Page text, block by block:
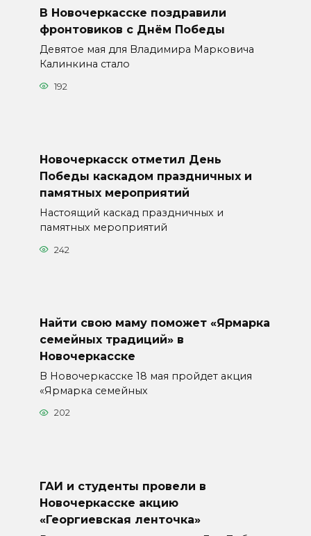
В Новочеркасске поздравили
фронтовиков с Днём Победы
Девятое мая для Владимира Марковича
Калинкина стало
192
Новочеркасск отметил День
Победы каскадом праздничных и
памятных мероприятий
Настоящий каскад праздничных и
памятных мероприятий
242
Найти свою маму поможет «Ярмарка
семейных традиций» в
Новочеркасске
В Новочеркасске 18 мая пройдет акция
«Ярмарка семейных
202
ГАИ и студенты провели в
Новочеркасске акцию
«Георгиевская ленточка»